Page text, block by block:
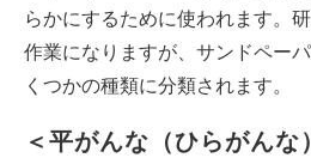
らかにするために使われます。
作業になりますが、サンドペー
くつかの種類に分類されます。
＜平がんな（ひらがんな